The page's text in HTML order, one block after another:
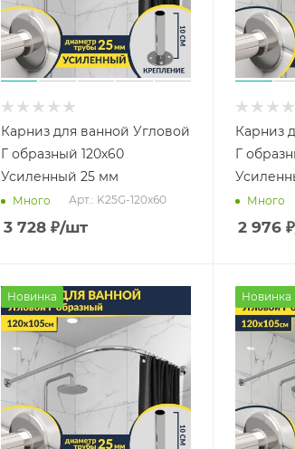
Карниз для ванной Угловой
Г образный 120х60
Усиленный 25 мм
Много Арт.: K25G-120x60
3 728₽/шт
Карниз
Г
Много
2 976 ₽
Новинка Новинка